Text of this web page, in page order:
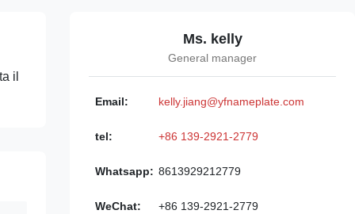
il
Ms. kelly
General manager
Email: kelly.jiang@yfnameplate.com
tel: +86 139-2921-2779
Whatsapp: 8613929212779
WeChat: +86 139-2921-2779